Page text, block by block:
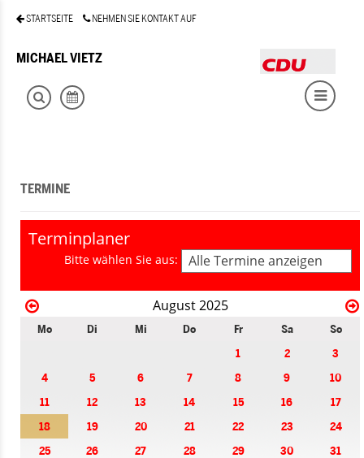
STARTSEITE NEHMEN SIE KONTAKT AUF
MICHAEL VIETZ
TERMINE
Terminplaner
Bitte wählen Sie aus: Alle Termine anzeigen
August 2025
Mo Di Mi Do Fr Sa
So
1
2
3
4
5 6 7 8 9
10
11
12 13 14 15 16
17
18
19 20 21 22 23
24
25
26 27 28 29 30 31